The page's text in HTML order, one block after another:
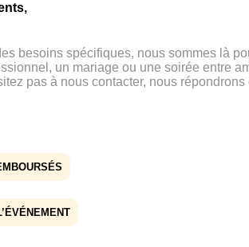
besoins spécifiques, nous sommes là
un mariage ou une soirée entre
pas à nous contacter, nous